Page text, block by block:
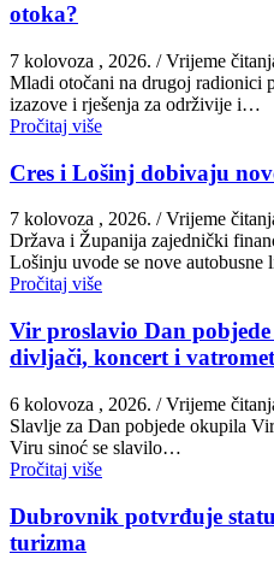
otoka?
7 kolovoza , 2026. / Vrijeme
Mladi otočani na drugoj radionici
izazove i rješenja za održivije i…
Pročitaj više
Cres i Lošinj dobivaju
7 kolovoza , 2026. / Vrijeme
Država i Županija zajednički
Lošinju uvode se nove
Pročitaj više
Vir proslavio Dan
divljači, koncert i vatromet
6 kolovoza , 2026. / Vrijeme
Slavlje za Dan pobjede okupila
Viru sinoć se slavilo…
Pročitaj više
Dubrovnik potvrđuje
turizma